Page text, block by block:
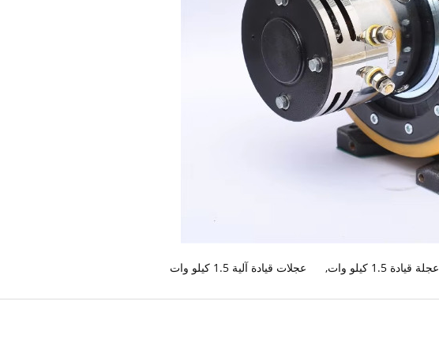
عجلة قيادة 1.5 كيلو وات , عجلات قيادة آلية 1.5 كيلو وات